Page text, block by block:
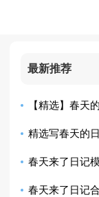
最新推荐
【精选】春天
记汇编八篇
精选写春天的
合集十篇
春天来了日记
集合6篇
春天来了日记